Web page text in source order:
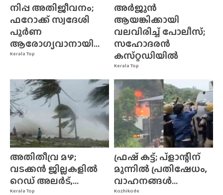
Kerala Top
നിപ്പ അതിജീവനം;
ഫറോക്ക് സ്വദേശി
പൂർണ
ആരോഗ്യവാനായി...
Kerala Top
അർജുൻ
ആയങ്കിക്കായി
വലവിരിച്ച് പോലീസ്;
സഹോദരൻ
കസ്‌റ്റഡിയിൽ
Kerala Top
അതിതീവ്ര മഴ;
വടക്കൻ ജില്ലകളിൽ
റെഡ് അലർട്,...
Kozhikode
ഫ്രഷ് കട്ട്; പ്ളാന്റിന്
മുന്നിൽ പ്രതിഷേധം,
വാഹനങ്ങൾ...